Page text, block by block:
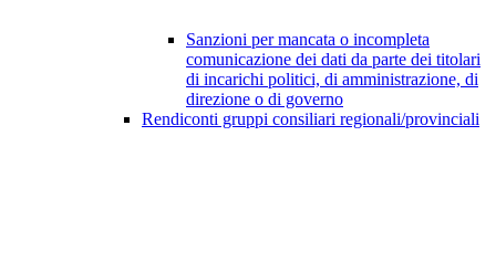
Sanzioni per mancata o incompleta
comunicazione dei dati da parte dei titolari
di incarichi politici, di amministrazione, di
direzione o di governo
Rendiconti gruppi consiliari regionali/provinciali